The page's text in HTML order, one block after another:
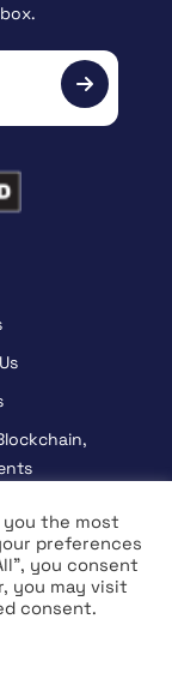
Condition
Edition
you the most
preferences
you consent
you may visit
consent.